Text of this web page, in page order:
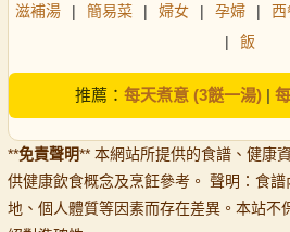
滋補湯 | 簡易菜 | 婦女 | 孕婦 | 西
|
飯
推薦： 每天煮意 (3餸一湯)|
**免責聲明** 本網站所提供的食譜、健康
供健康飲食概念及烹飪參考。 聲明：食
地、個人體質等因素而存在差異。本站不